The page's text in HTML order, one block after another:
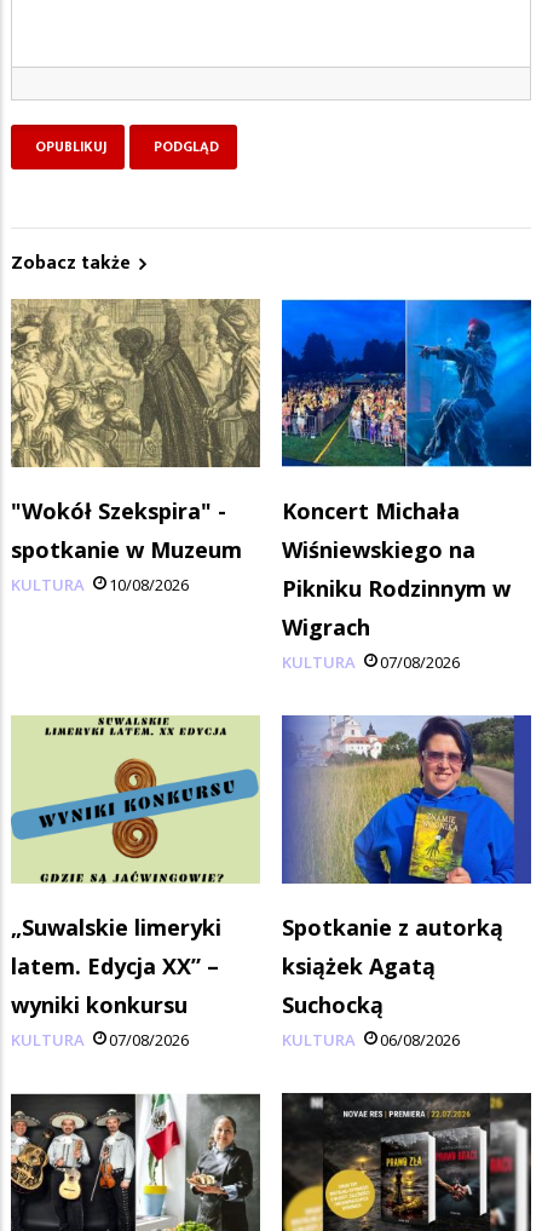
Zobacz także
"Wokół Szekspira" -
spotkanie w Muzeum
KULTURA 10/08/2026
Koncert Michała
Wiśniewskiego na
Pikniku Rodzinnym w
Wigrach
KULTURA 07/08/2026
„Suwalskie limeryki
latem. Edycja XX” –
wyniki konkursu
KULTURA 07/08/2026
Spotkanie z autorką
książek Agatą
Suchocką
KULTURA 06/08/2026